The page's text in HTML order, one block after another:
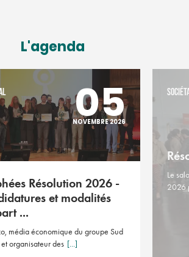
L'agenda
05
NOVEMBRE 2026
Résolution 2026 -
et modalités
...
média économique du groupe Sud
organisateur des [...]
Le
2026